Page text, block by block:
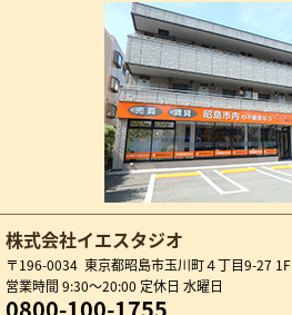
株式会社イエスタジオ
〒196-0034 東京都昭島市玉川町４丁目9-27 1F
営業時間 9:30～20:00 定休日 水曜日